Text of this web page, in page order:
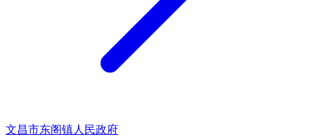
文昌市东阁镇人民政府